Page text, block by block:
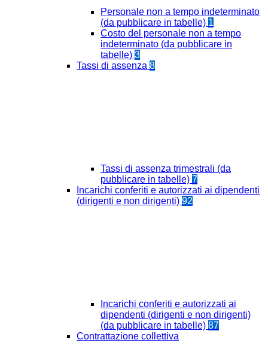
Personale non a tempo indeterminato
(da pubblicare in tabelle) 1
Costo del personale non a tempo
indeterminato (da pubblicare in
tabelle) 3
Tassi di assenza 8
Tassi di assenza trimestrali (da
pubblicare in tabelle) 7
Incarichi conferiti e autorizzati ai dipendenti
(dirigenti e non dirigenti) 92
Incarichi conferiti e autorizzati ai
dipendenti (dirigenti e non dirigenti)
(da pubblicare in tabelle) 87
Contrattazione collettiva